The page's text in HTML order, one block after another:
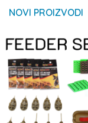
NOVI PROIZVODI